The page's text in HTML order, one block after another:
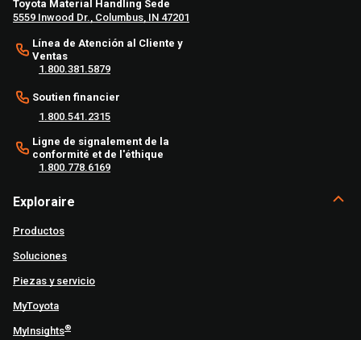
Toyota Material Handling Sede
5559 Inwood Dr., Columbus, IN 47201
Línea de Atención al Cliente y
Ventas
1.800.381.5879
Soutien financier
1.800.541.2315
Ligne de signalement de la
conformité et de l'éthique
1.800.778.6169
Exploraire
Productos
Soluciones
Piezas y servicio
MyToyota
MyInsights®